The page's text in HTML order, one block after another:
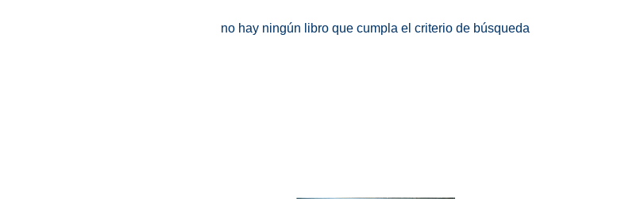
no hay ningún libro que cumpla el criterio de búsqueda